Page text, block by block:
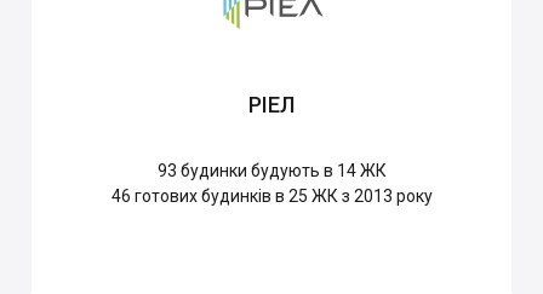
РІЕЛ
93 будинки будують в 14 ЖК
46 готових будинків в 25 ЖК з 2013 року